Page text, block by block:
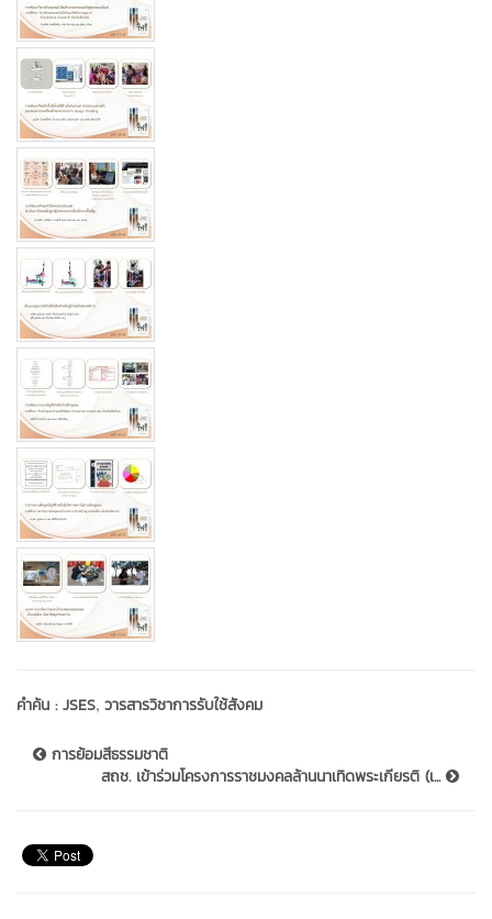
คำค้น :JSES, วารสารวิชาการรับใช้สังคม
การย้อมสีธรรมชาติ
สถช. เข้าร่วมโครงการราชมงคลล้านนาเทิดพระเกียรติ (เ...